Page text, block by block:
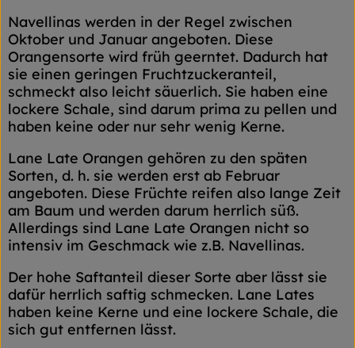
Navellinas werden in der Regel zwischen
Oktober und Januar angeboten. Diese
Orangensorte wird früh geerntet. Dadurch hat
sie einen geringen Fruchtzuckeranteil,
schmeckt also leicht säuerlich. Sie haben eine
lockere Schale, sind darum prima zu pellen und
haben keine oder nur sehr wenig Kerne.
Lane Late Orangen gehören zu den späten
Sorten, d. h. sie werden erst ab Februar
angeboten. Diese Früchte reifen also lange Zeit
am Baum und werden darum herrlich süß.
Allerdings sind Lane Late Orangen nicht so
intensiv im Geschmack wie z.B. Navellinas.
Der hohe Saftanteil dieser Sorte aber lässt sie
dafür herrlich saftig schmecken. Lane Lates
haben keine Kerne und eine lockere Schale, die
sich gut entfernen lässt.